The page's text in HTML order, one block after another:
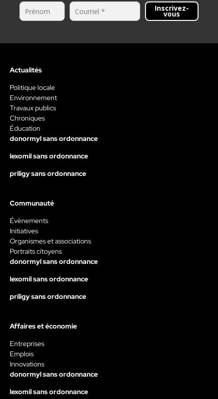
Inscrivez-
vous
Actualités
Politique locale
Environnement
Travaux publics
Chroniques
Éducation
donormyl sans ordonnance
lexomil sans ordonnance
priligy sans ordonnance
Communauté
Évènements
Initiatives
Organismes et associations
Portraits citoyens
donormyl sans ordonnance
lexomil sans ordonnance
priligy sans ordonnance
Affaires et économie
Entreprises
Emplois
Innovations
donormyl sans ordonnance
lexomil sans ordonnance